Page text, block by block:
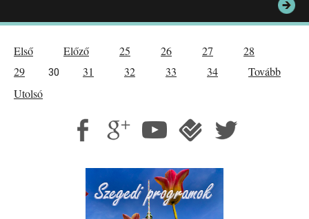
Első Előző 25 26 27
28
29
30 31 32 33 34
Tovább
Utolsó